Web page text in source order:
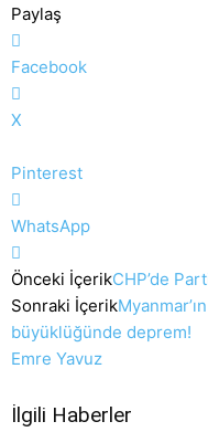
Paylaş
Facebook
X
Pinterest
WhatsApp
Önceki İçerikCHP’de
Sonraki İçerik
büyüklüğünde deprem!
Emre Yavuz
İlgili Haberler